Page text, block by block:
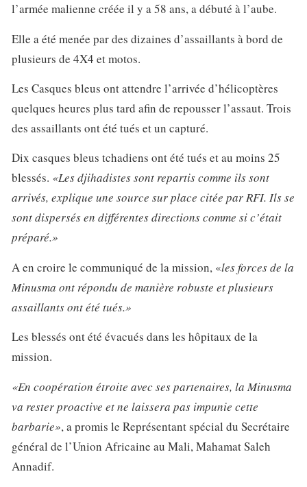
l’armée malienne créée il y a 58 ans, a débuté à l’aube.
Elle a été menée par des dizaines d’assaillants à bord de
plusieurs de 4X4 et motos.
Les Casques bleus ont attendre l’arrivée d’hélicoptères
quelques heures plus tard afin de repousser l’assaut. Trois
des assaillants ont été tués et un capturé.
Dix casques bleus tchadiens ont été tués et au moins 25
blessés. «Les djihadistes sont repartis comme ils sont
arrivés, explique une source sur place citée par RFI. Ils se
sont dispersés en différentes directions comme si c’était
préparé.»
A en croire le communiqué de la mission, «les forces de la
Minusma ont répondu de manière robuste et plusieurs
assaillants ont été tués.»
Les blessés ont été évacués dans les hôpitaux de la
mission.
«En coopération étroite avec ses partenaires, la Minusma
va rester proactive et ne laissera pas impunie cette
barbarie», a promis le Représentant spécial du Secrétaire
général de l’Union Africaine au Mali, Mahamat Saleh
Annadif.